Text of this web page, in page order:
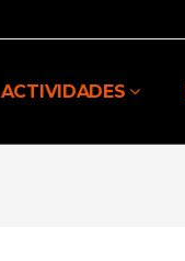
ACTIVIDADES